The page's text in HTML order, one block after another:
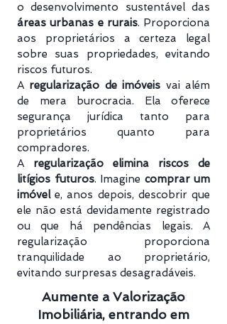
o desenvolvimento sustentável das
áreas urbanas e rurais. Proporciona
aos proprietários a certeza legal
sobre suas propriedades, evitando
riscos futuros.
A regularização de imóveis vai além
de mera burocracia. Ela oferece
segurança jurídica tanto para
proprietários quanto para
compradores.
A regularização elimina riscos de
litígios futuros. Imagine comprar um
imóvele, anos depois, descobrir que
ele não está devidamente registrado
ou que há pendências legais. A
regularização proporciona
tranquilidade ao proprietário,
evitando surpresas desagradáveis.
Aumente a Valorização
Imobiliária, entrando em